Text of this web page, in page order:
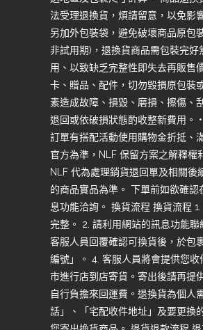
法受理退換貨，煩請留意，以免影
另加外包裝袋，避免破壞商品原包
非試用期)，退換貨商品需包裝完
用、以致缺乏完整性即失去再販售
卡、贈品、配件，切勿毀損原包裝
素造成故障、損毀、磨損、擦傷、
退回或依破損狀態酌收整新費用。
訂單有搭配活動使用購物金折抵、
官方為準，NLF 保留方案之解釋權
NLF 代為處理銷貨退回單及相關後
的商品實品為準。 下單前如欲確
息功能洽詢。 換貨流程 換貨流程
完整。 2. 請利用網站的訊息功能
客服人員回覆確認可換貨後，於包
編號」。 4. 客服人員將會提供您
市進行店到店寄貨。寄出後請再提
自行負擔來回運費。退換貨為個人
話」、「宅配收件地址」及要更換